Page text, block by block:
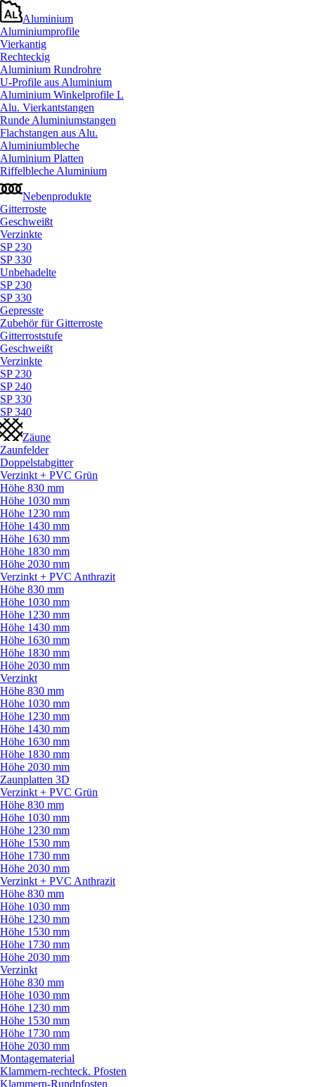
Aluminium
Aluminiumprofile
Vierkantig
Rechteckig
Aluminium Rundrohre
U-Profile aus Aluminium
Aluminium Winkelprofile L
Alu. Vierkantstangen
Runde Aluminiumstangen
Flachstangen aus Alu.
Aluminiumbleche
Aluminium Platten
Riffelbleche Aluminium
Nebenprodukte
Gitterroste
Geschweißt
Verzinkte
SP 230
SP 330
Unbehadelte
SP 230
SP 330
Gepresste
Zubehör für Gitterroste
Gitterroststufe
Geschweißt
Verzinkte
SP 230
SP 240
SP 330
SP 340
Zäune
Zaunfelder
Doppelstabgitter
Verzinkt + PVC Grün
Höhe 830 mm
Höhe 1030 mm
Höhe 1230 mm
Höhe 1430 mm
Höhe 1630 mm
Höhe 1830 mm
Höhe 2030 mm
Verzinkt + PVC Anthrazit
Höhe 830 mm
Höhe 1030 mm
Höhe 1230 mm
Höhe 1430 mm
Höhe 1630 mm
Höhe 1830 mm
Höhe 2030 mm
Verzinkt
Höhe 830 mm
Höhe 1030 mm
Höhe 1230 mm
Höhe 1430 mm
Höhe 1630 mm
Höhe 1830 mm
Höhe 2030 mm
Zaunplatten 3D
Verzinkt + PVC Grün
Höhe 830 mm
Höhe 1030 mm
Höhe 1230 mm
Höhe 1530 mm
Höhe 1730 mm
Höhe 2030 mm
Verzinkt + PVC Anthrazit
Höhe 830 mm
Höhe 1030 mm
Höhe 1230 mm
Höhe 1530 mm
Höhe 1730 mm
Höhe 2030 mm
Verzinkt
Höhe 830 mm
Höhe 1030 mm
Höhe 1230 mm
Höhe 1530 mm
Höhe 1730 mm
Höhe 2030 mm
Montagematerial
Klammern-rechteck. Pfosten
Klammern-Rundpfosten